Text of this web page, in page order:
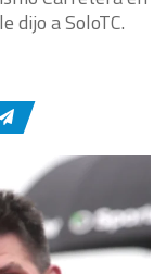
dijo a SoloTC.